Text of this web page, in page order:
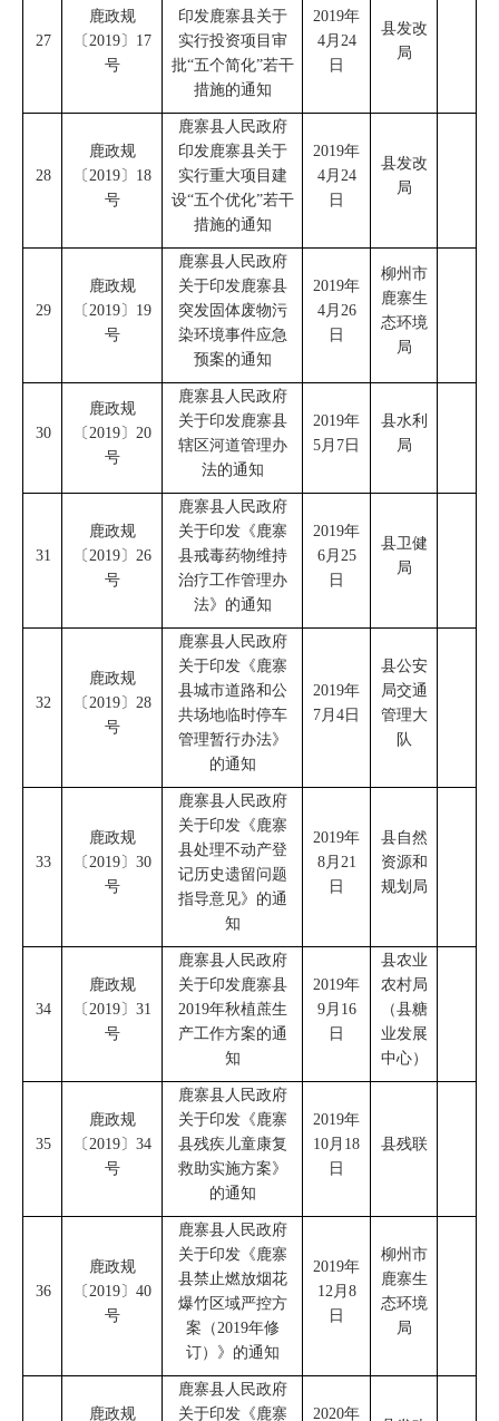
27
鹿政规
〔 2019〕 17
号
印发鹿寨县关于
实行投资项目审
批“五个简化”若干
措施的通知
2019年
4月 24
日
县发改
局
28
鹿政规
〔 2019〕 18
号
鹿寨县人民政府
印发鹿寨县关于
实行重大项目建
设“五个优化”若干
措施的通知
2019年
4月 24
日
县发改
局
29
鹿政规
〔 2019〕 19
号
鹿寨县人民政府
关于印发鹿寨县
突发固体废物污
染环境事件应急
预案的通知
2019年
4月 26
日
柳州市
鹿寨生
态环境
局
30
鹿政规
〔 2019〕 20
号
鹿寨县人民政府
关于印发鹿寨县
辖区河道管理办
法的通知
2019年
5月 7 日
县水利
局
31
鹿政规
〔 2019〕 26
号
鹿寨县人民政府
关于印发《鹿寨
县戒毒药物维持
治疗工作管理办
法》的通知
2019年
6月 25
日
县卫健
局
32
鹿政规
〔 2019〕 28
号
鹿寨县人民政府
关于印发《鹿寨
县城市道路和公
共场地临时停车
管理暂行办法》
的通知
2019年
7月 4 日
县公安
局交通
管理大
队
33
鹿政规
〔 2019〕 30
号
鹿寨县人民政府
关于印发《鹿寨
县处理不动产登
记历史遗留问题
指导意见》的通
知
2019年
8月 21
日
县自然
资源和
规划局
34
鹿政规
〔 2019〕 31
号
鹿寨县人民政府
关于印发鹿寨县
2019年秋植蔗生
产工作方案的通
知
2019年
9月 16
日
县农业
农村局
（县糖
业发展
中心）
35
鹿政规
〔 2019〕 34
号
鹿寨县人民政府
关于印发《鹿寨
县残疾儿童康复
救助实施方案》
的通知
2019年
10月 18
日
县残联
36
鹿政规
〔 2019〕 40
号
鹿寨县人民政府
关于印发《鹿寨
县禁止燃放烟花
爆竹区域严控方
案 （2019年修
订）》 的通知
2019年
12月 8
日
柳州市
鹿寨生
态环境
局
鹿政规
鹿寨县人民政府
关于印发《鹿寨
2020年